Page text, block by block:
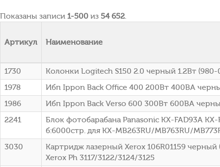
Показаны записи 1-500 из 54 652.
Артикул Наименование
1730
Колонки Logitech S150 2.0 черный 1.2Вт
1978
Ибп Ippon Back Office 400 200Вт 400ВА
1986
Ибп Ippon Back Verso 600 300Вт 600ВА
2241
Блок фотобарабана Panasonic KX-FAD93A KX-
б:6000стр. для KX-MB263RU/MB763RU/
3030
Картридж лазерный Xerox 106R01159 черный
Xerox Ph 3117/3122/3124/3125